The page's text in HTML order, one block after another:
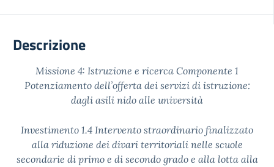
Descrizione
Missione 4: Istruzione e ricerca Componente 1
Potenziamento dell’offerta dei servizi di istruzione:
dagli asili nido alle università
Investimento 1.4 Intervento straordinario finalizzato
alla riduzione dei divari territoriali nelle scuole
secondarie di primo e di secondo grado e alla lotta alla